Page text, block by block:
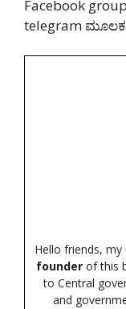
Facebook
telegram ಮೂಲಕ
Hello friends,
founder of this
to Central
and